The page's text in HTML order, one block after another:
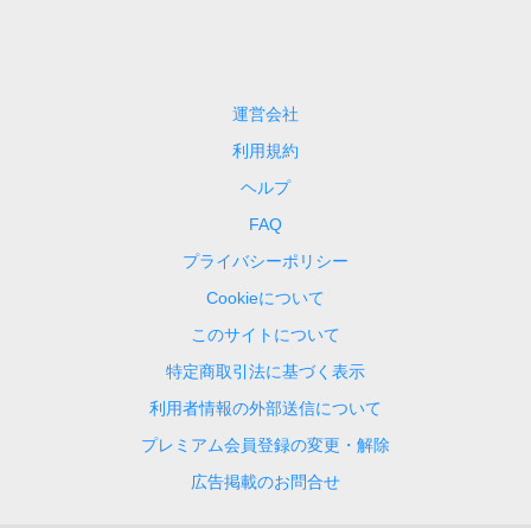
運営会社
利用規約
ヘルプ
FAQ
プライバシーポリシー
Cookieについて
このサイトについて
特定商取引法に基づく表示
利用者情報の外部送信について
プレミアム会員登録の変更・解除
広告掲載のお問合せ